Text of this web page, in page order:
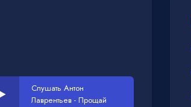
Слушать Антон
Лаврентьев - Прощай